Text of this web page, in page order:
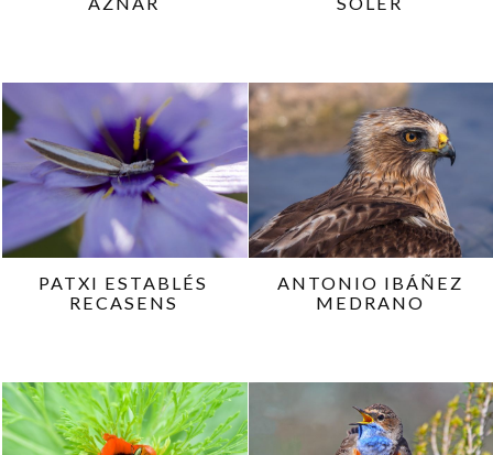
PATXI ESTABLÉS
RECASENS
ANTONIO IBÁÑEZ
MEDRANO